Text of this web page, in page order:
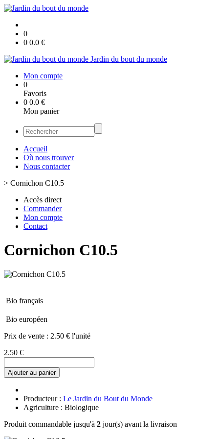
0
0 0.0 €
Jardin du bout du monde
Mon compte
0
Favoris
0 0.0 €
Mon panier
Accueil
Où nous trouver
Nous contacter
> Cornichon C10.5
Accès direct
Commander
Mon compte
Contact
Cornichon C10.5
Bio français
Bio européen
Prix de vente : 2.50 € l'unité
2.50 €
Ajouter au panier
Producteur : Le Jardin du Bout du Monde
Agriculture : Biologique
Produit commandable jusqu'à 2 jour(s) avant la livraison